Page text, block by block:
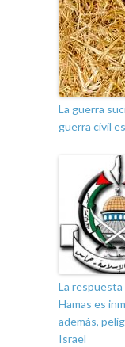
La guerra
guerra civil
La respuesta
Hamas es
además,
Israel